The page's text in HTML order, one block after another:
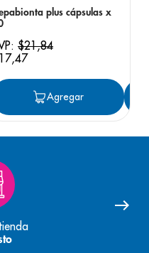
Agregar
plus cápsulas x
$21,84
17,47
Agregar